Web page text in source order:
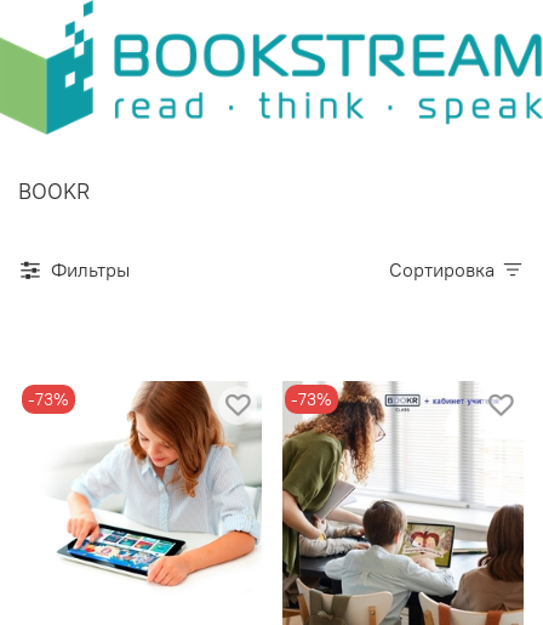
BOOKR
Фильтры Сортировка
-73% -73%